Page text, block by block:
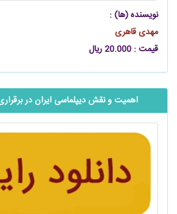
نویسنده (ها) :
مهدی قاهری
قیمت : 20.000 ریال
اهمیت و نقش دیپلماسی ایران در